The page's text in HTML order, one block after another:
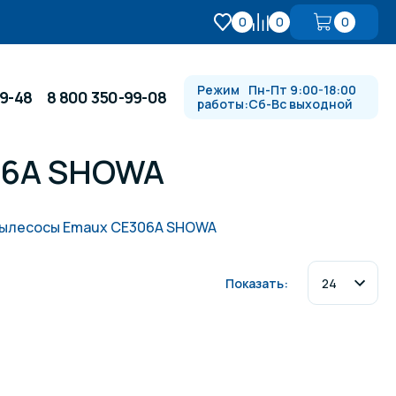
0 0 0
Водопады, водяные пушки и
48 8 800 350-99-08
Режим
работы:
Пн-Пт 9:00-18:00
Сб-Вс выходной
SHOWA
Emaux CE306А SHOWA
Показать: